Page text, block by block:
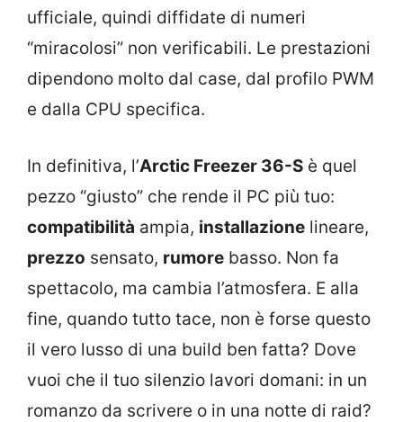
ufficiale, quindi diffidate di numeri
“miracolosi” non verificabili. Le prestazioni
dipendono molto dal case, dal profilo PWM
e dalla CPU specifica.
In definitiva, l’Arctic Freezer 36-S è quel
pezzo “giusto” che rende il PC più tuo:
compatibilità ampia, installazione lineare,
prezzo sensato, rumore basso. Non fa
spettacolo, ma cambia l’atmosfera. E alla
fine, quando tutto tace, non è forse questo
il vero lusso di una build ben fatta? Dove
vuoi che il tuo silenzio lavori domani: in un
romanzo da scrivere o in una notte di raid?